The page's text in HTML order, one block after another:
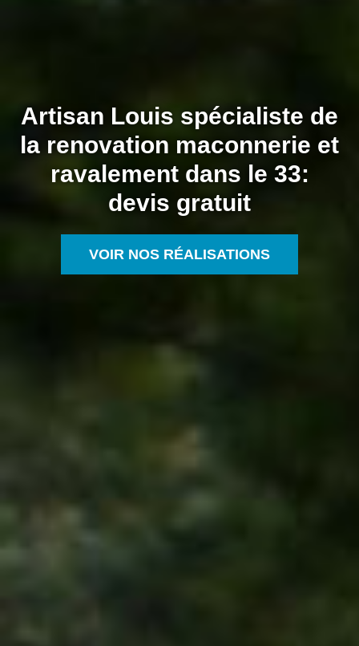
Artisan Louis spécialiste de
la renovation maconnerie et
ravalement dans le 33:
devis gratuit
VOIR NOS RÉALISATIONS